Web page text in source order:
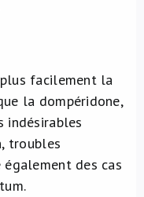
facilement la
la dompéridone,
indésirables
troubles
des cas